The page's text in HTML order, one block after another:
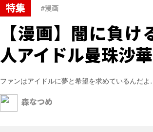
特集 #漫画
【漫画】闇に負
人アイドル曼珠沙
ファンはアイドルに夢と希望を求めているんだ
森なつめ